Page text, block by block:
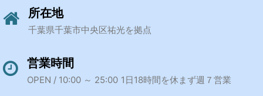
所在地
千葉県千葉市中央区祐光を拠点
営業時間
OPEN / 10:00 ～ 25:00 1日18時間を休まず週７営業